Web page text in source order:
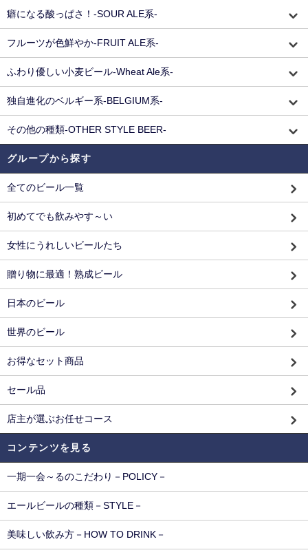
癖になる酸っぱさ！-SOUR ALE系-
フルーツが色鮮やか-FRUIT ALE系-
ふわり優しい小麦ビール-Wheat Ale系-
独自進化のベルギー系-BELGIUM系-
その他の種類-OTHER STYLE BEER-
グループから探す
全てのビール一覧
初めてでも飲みやす～い
女性にうれしいビールたち
贈り物に最適！熟成ビール
日本のビール
世界のビール
お得なセット商品
セール品
店主が選ぶお任せコース
コンテンツを見る
一期一会～るのこだわり－POLICY－
エールビールの種類－STYLE－
美味しい飲み方－HOW TO DRINK－